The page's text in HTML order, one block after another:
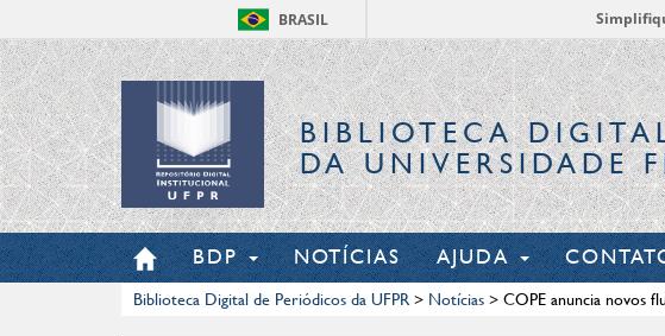
BRASIL
BIBLIOTECA
DA UNIVERSIDADE
BDP NOTÍCIAS AJUDA
Biblioteca Digital de Periódicos da UFPR> Notícias>COPE anuncia novos